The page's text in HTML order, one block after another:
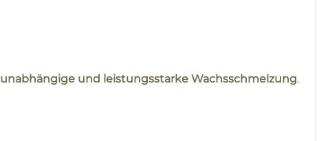
unabhängige und leistungsstarke Wachsschmelzung.